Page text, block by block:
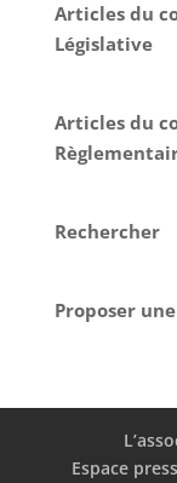
Articles du
Législative
Articles du
Rechercher
Proposer
Espace